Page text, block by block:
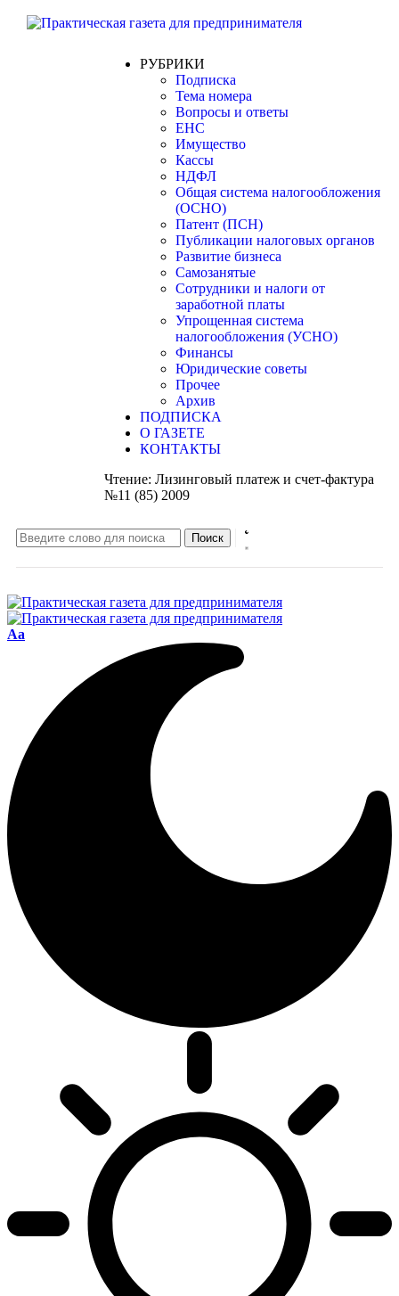
РУБРИКИ
Подписка
Тема номера
Вопросы и ответы
ЕНС
Имущество
Кассы
НДФЛ
Общая система налогообложения
(ОСНО)
Патент (ПСН)
Публикации налоговых органов
Развитие бизнеса
Самозанятые
Сотрудники и налоги от
заработной платы
Упрощенная система
налогообложения (УСНО)
Финансы
Юридические советы
Прочее
Архив
ПОДПИСКА
О ГАЗЕТЕ
КОНТАКТЫ
Чтение: Лизинговый платеж и счет-фактура
№11 (85) 2009
Aa